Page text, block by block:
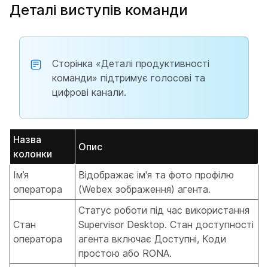
Деталі виступів команди
Сторінка «Деталі продуктивності
команди» підтримує голосові та
цифрові канали.
Назва
колонки
Опис
Ім’я
оператора
Відображає ім'я та фото профілю
(Webex зображення) агента.
Стан
оператора
Статус роботи під час використання
Supervisor Desktop. Стан доступності
агента включає Доступні, Коди
простою або RONA.